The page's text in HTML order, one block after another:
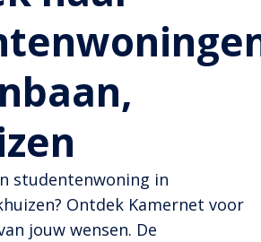
studentenwoning in
Ontdek Kamernet voor
jouw wensen. De